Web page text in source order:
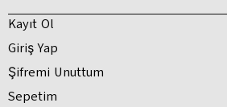
Kayıt Ol
Giriş Yap
Şifremi Unuttum
Sepetim